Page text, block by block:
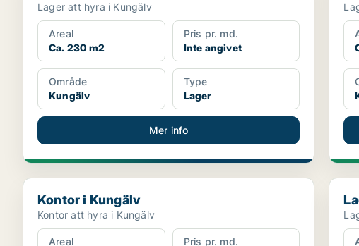
Lager att hyra i Kungälv
Areal
Ca. 230 m2
Pris pr. md.
Inte angivet
Område
Kungälv
Type
Lager
Mer info
Kontor i Kungälv
Kontor i Kungälv
Kontor att hyra i Kungälv
Areal
Pris pr. md.